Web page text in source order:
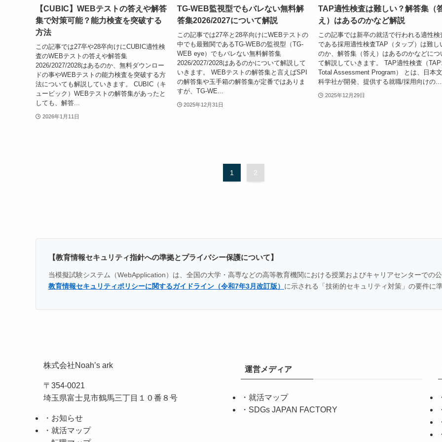
【CUBIC】WEBテストの答えや解答
集で対策可能？能力検査を突破する
方法
この記事では27卒や28卒向けにCUBIC適性検
査のWEBテストの答えや解答集
2026/2027/2028はあるのか、無料ダウンロー
ドの事やWEBテストの能力検査を突破する方
法についても解説していきます。 CUBIC（キ
ュービック）WEBテストの解答集があったと
しても、解答...
2026年1月11日
TG-WEB監視型でもバレない無料解
答集2026/2027について解説
この記事では27卒と28卒向けにWEBテストの
中でも最難関であるTG-WEBの監視型（TG-
WEB eye）でもバレない無料解答集
2026/2027/2028はあるのかについて解説して
いきます。 WEBテストの解答集と言えばSPI
の解答集や玉手箱の解答集が定番ではありま
すが、TG-WE...
2025年12月31日
TAP適性検査は難しい？解答集（
え）はあるのかなど解説
この記事では新卒の就活で行われる適性検
である採用適性検査TAP（タップ）は難し
のか、解答集（答え）はあるのかなどにつ
て解説していきます。 TAP適性検査（TAP:
Total Assessment Program） とは、日本
科学社が開発、提供する就職/採用向けの...
2025年12月29日
1 2
【教育情報セキュリティ指針への準拠とプライバシー保護について】
当模擬試験システム（WebApplication）は、全国の大学・高専などの高等教育機関における授業およびキャリアセンターでの
教育情報セキュリティポリシーに関するガイドライン（令和7年3月改訂版） に示される「技術的セキュリティ対策」の要件に
株式会社Noah’s ark
〒354-0021
埼玉県富士見市鶴馬三丁目１０番８号
・お知らせ
・就活マップ
運営メディア
・ 就活マップ
・ SDGs JAPAN FACTORY